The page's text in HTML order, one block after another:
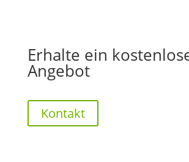
Erhalte ein
Angebot
Kontakt